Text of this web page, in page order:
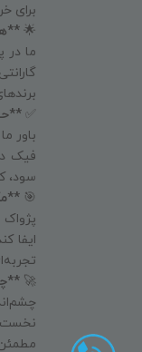
برای
🌟
ما در
✅
باور
فیک
سود،
🎯
ایفا
🚀
نخست